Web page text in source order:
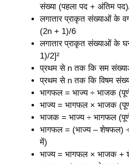
संख्या (पहला पद + अंतिम
लगातार प्राकृत संख्याओं के
(2n + 1)/6
लगातार प्राकृत संख्याओं के
1)/2]²
प्रथम से n तक कि सम
प्रथम से n तक कि विषम
भागफल = भाज्य ÷ भाजक
भाज्य = भागफल × भाजक
भाजक = भाज्य ÷ भागफल
भागफल = (भाज्य – शेषफल)
में)
भाज्य = भागफल × भाजक +